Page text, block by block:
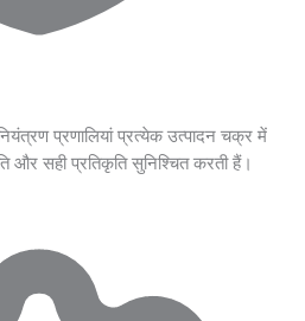
प्रणालियां प्रत्येक उत्पादन चक्र में
और सही प्रतिकृति सुनिश्चित करती हैं।